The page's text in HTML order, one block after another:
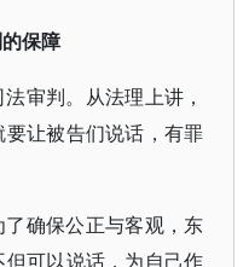
保障
审判。从法理上讲，
让被告们说话，有罪
确保公正与客观，东
可以说话，为自己作